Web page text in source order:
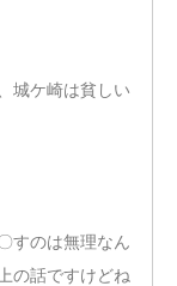
城ケ崎は貧しい
すのは無理なん
の話ですけどね